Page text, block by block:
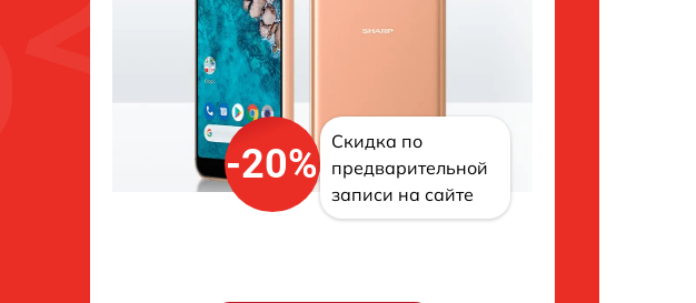
-20%
Скидка по
предварительной
записи на сайте